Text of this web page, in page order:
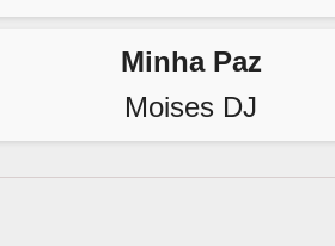
Minha Paz
Moises DJ